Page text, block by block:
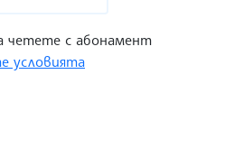
четете с абонамент
условията